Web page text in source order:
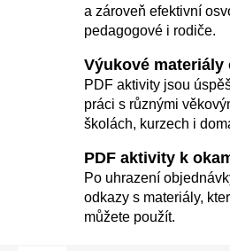
a zároveň efektivní
pedagogové i rodiče.
Výukové materiály
PDF aktivity jsou
práci s různými
školách, kurzech i
PDF aktivity k
Po uhrazení
odkazy s materiály,
můžete použít.